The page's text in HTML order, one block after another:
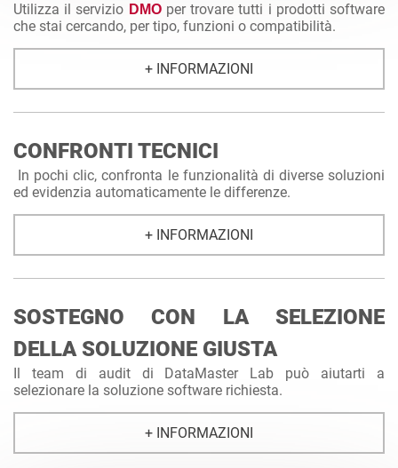
Utilizza il servizio DMO per trovare tutti i prodotti software
che stai cercando, per tipo, funzioni o compatibilità.
+ INFORMAZIONI
CONFRONTI TECNICI
In pochi clic, confronta le funzionalità di diverse soluzioni
ed evidenzia automaticamente le differenze.
+ INFORMAZIONI
SOSTEGNO CON LA SELEZIONE
DELLA SOLUZIONE GIUSTA
Il team di audit di DataMaster Lab può aiutarti a
selezionare la soluzione software richiesta.
+ INFORMAZIONI